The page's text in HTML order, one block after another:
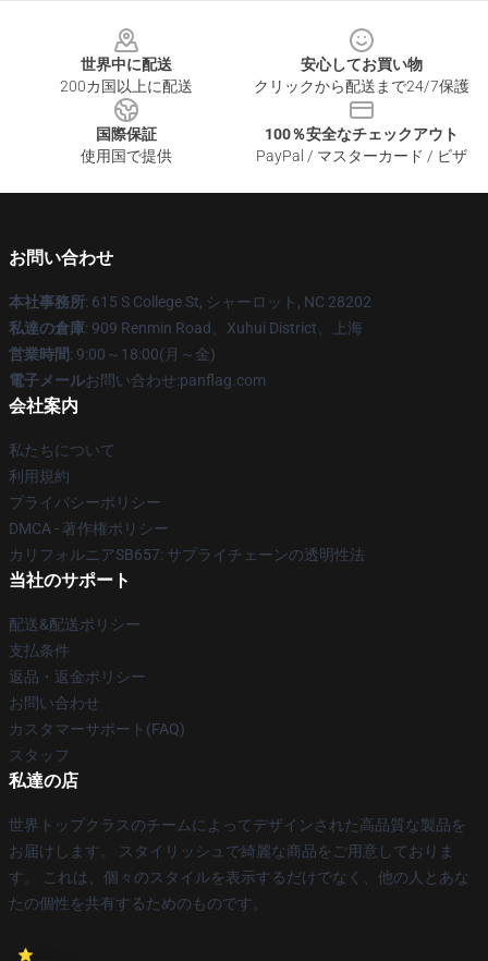
世界中に配送
200カ国以上に配送
安心してお買い物
クリックから配送まで24/7保護
国際保証
使用国で提供
100％安全なチェックアウト
PayPal / マスターカード / ビザ
お問い合わせ
本社事務所: 615 S College St, シャーロット, NC 28202
私達の倉庫: 909 Renmin Road、Xuhui District、上海
営業時間: 9:00～18:00(月～金)
電子メールお問い合わせ:panflag.com
会社案内
私たちについて
利用規約
プライバシーポリシー
DMCA - 著作権ポリシー
カリフォルニアSB657: サプライチェーンの透明性法
当社のサポート
配送&配送ポリシー
支払条件
返品・返金ポリシー
お問い合わせ
カスタマーサポート(FAQ)
スタッフ
私達の店
世界トップクラスのチームによってデザインされた高品質な製品を
お届けします。 スタイリッシュで綺麗な商品をご用意しておりま
す。 これは、個々のスタイルを表示するだけでなく、他の人とあな
たの個性を共有するためのものです。